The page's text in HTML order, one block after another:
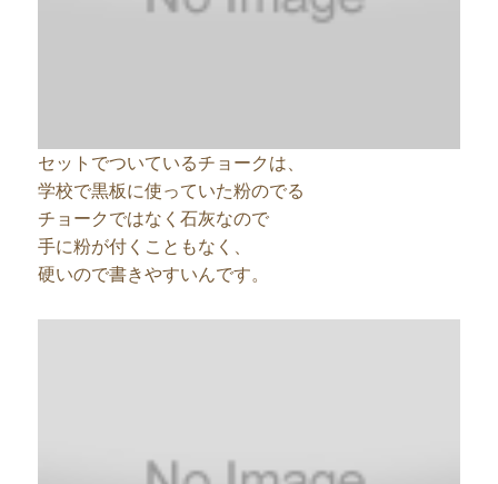
セットでついているチョークは、
学校で黒板に使っていた粉のでる
チョークではなく石灰なので
手に粉が付くこともなく、
硬いので書きやすいんです。